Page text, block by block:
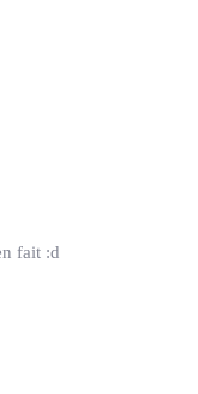
fait :d